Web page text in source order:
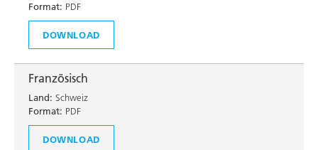
Format: PDF
DOWNLOAD
Französisch
Land: Schweiz
Format: PDF
DOWNLOAD